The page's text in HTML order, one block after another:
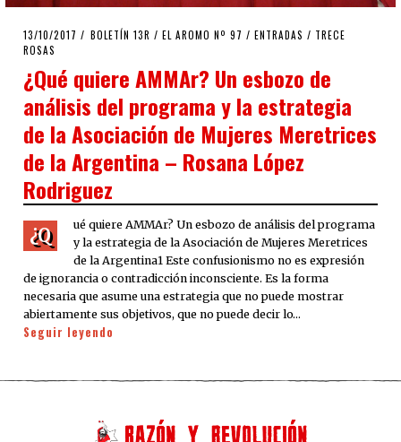
POSTED
ON
13/10/2017 09/10/2018
BOLETÍN 13R / EL AROMO Nº 97 / ENTRADAS / TRECE
ROSAS
¿Qué quiere AMMAr? Un esbozo de
análisis del programa y la estrategia
de la Asociación de Mujeres Meretrices
de la Argentina – Rosana López
Rodriguez
¿Q
ué quiere AMMAr? Un esbozo de análisis del programa
y la estrategia de la Asociación de Mujeres Meretrices
de la Argentina1 Este confusionismo no es expresión
de ignorancia o contradicción inconsciente. Es la forma
necesaria que asume una estrategia que no puede mostrar
abiertamente sus objetivos, que no puede decir lo…
Seguir leyendo